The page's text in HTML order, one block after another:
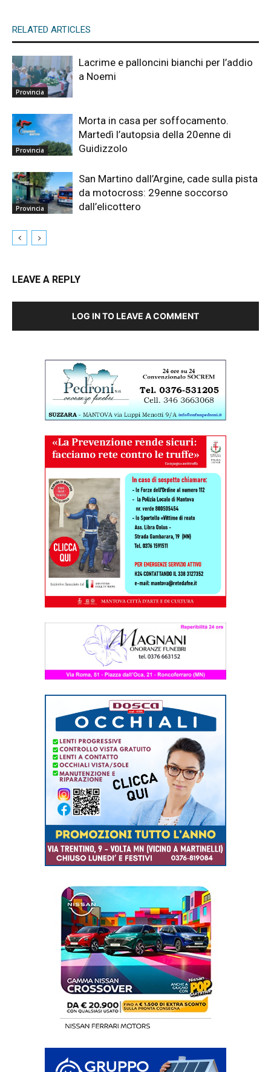
RELATED ARTICLES
Provincia
Lacrime e palloncini bianchi per l’addio
a Noemi
Provincia
Morta in casa per soffocamento.
Martedì l’autopsia della 20enne di
Guidizzolo
Provincia
San Martino dall’Argine, cade sulla pista
da motocross: 29enne soccorso
dall’elicottero
LEAVE A REPLY
LOG IN TO LEAVE A COMMENT